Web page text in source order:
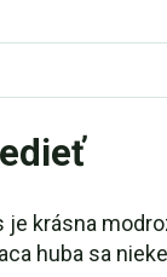
krásna
huba sa